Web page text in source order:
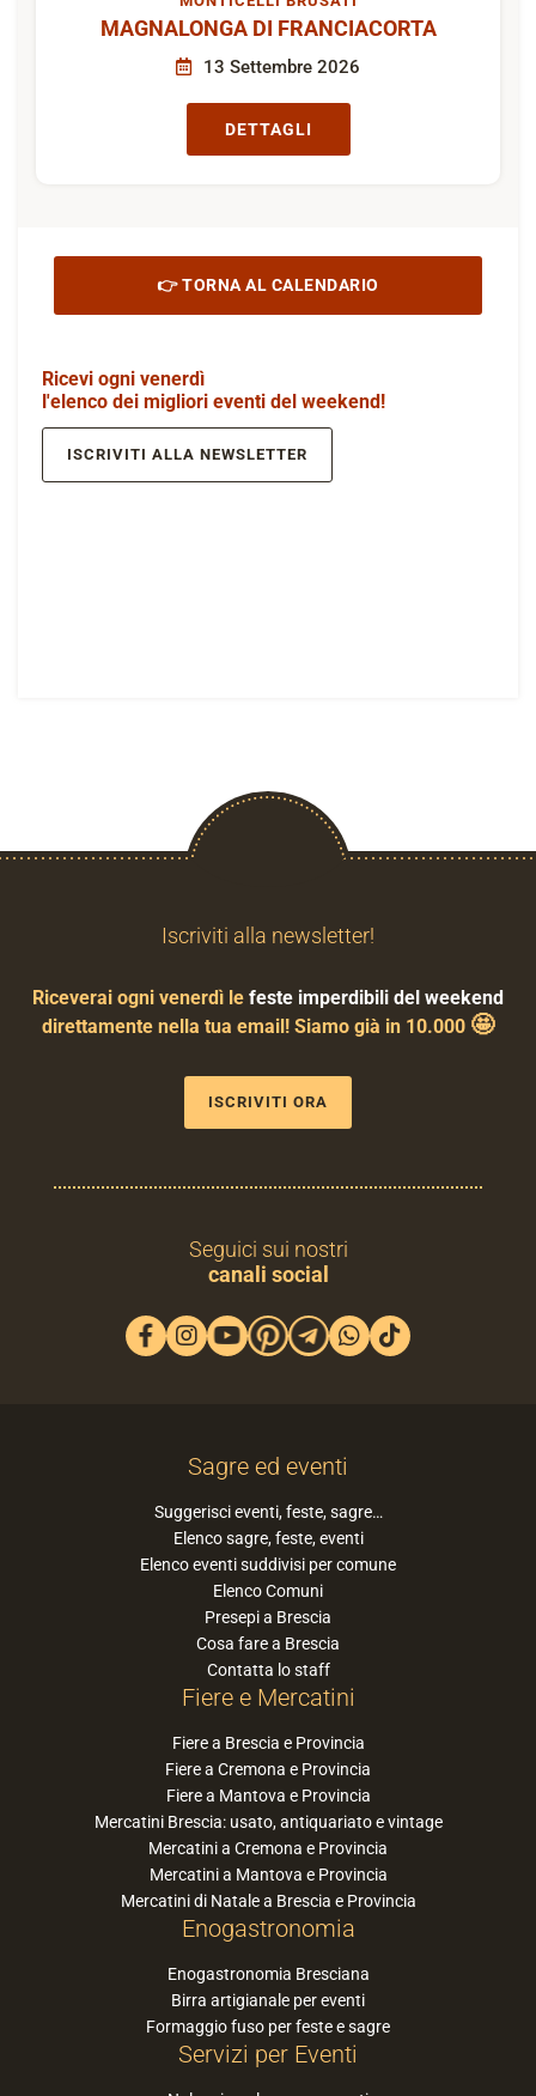
MAGNALONGA DI FRANCIACORTA
13 Settembre 2026
DETTAGLI
👉 TORNA AL CALENDARIO
Ricevi ogni venerdì
l'elenco dei migliori eventi del weekend!
ISCRIVITI ALLA NEWSLETTER
Iscriviti alla newsletter!
Riceverai ogni venerdì le feste imperdibili del weekend
direttamente nella tua email! Siamo già in 10.000 🤩
ISCRIVITI ORA
Seguici sui nostri
canali social
Sagre ed eventi
Suggerisci eventi, feste, sagre…
Elenco sagre, feste, eventi
Elenco eventi suddivisi per comune
Elenco Comuni
Presepi a Brescia
Cosa fare a Brescia
Contatta lo staff
Fiere e Mercatini
Fiere a Brescia e Provincia
Fiere a Cremona e Provincia
Fiere a Mantova e Provincia
Mercatini Brescia: usato, antiquariato e vintage
Mercatini a Cremona e Provincia
Mercatini a Mantova e Provincia
Mercatini di Natale a Brescia e Provincia
Enogastronomia
Enogastronomia Bresciana
Birra artigianale per eventi
Formaggio fuso per feste e sagre
Servizi per Eventi